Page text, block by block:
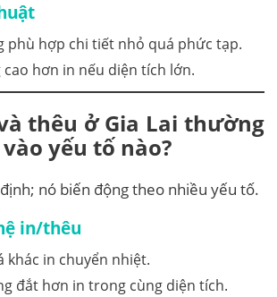
phù hợp chi tiết nhỏ quá phức tạp.
hơn in nếu diện tích lớn.
thêu ở Gia Lai thường
yếu tố nào?
nó biến động theo nhiều yếu tố.
in/thêu
khác in chuyển nhiệt.
đắt hơn in trong cùng diện tích.